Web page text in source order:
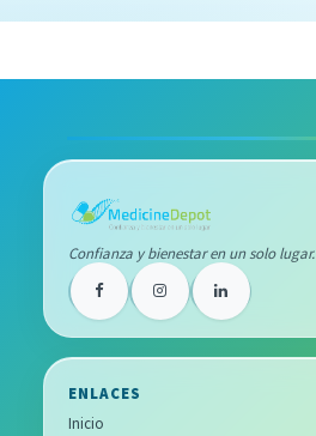
Confianza y bienestar en un solo lugar.
ENLACES
Inicio